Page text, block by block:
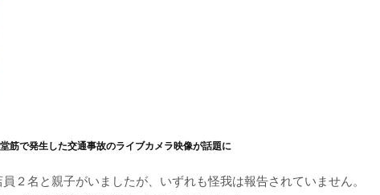
筋で発生した交通事故のライブカメラ映像が話題に
２名と親子がいましたが、いずれも怪我は報告されていません。